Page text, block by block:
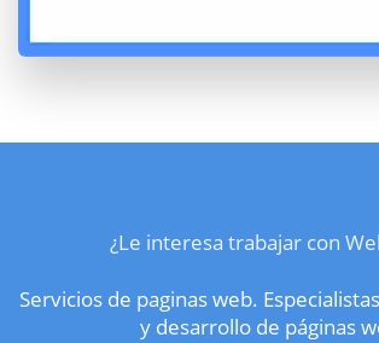
¿Le interesa trabajar con
Servicios de paginas web.
y desarrollo de páginas